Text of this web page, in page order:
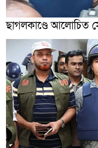
ছাগলকাণ্ডে আলোচিত